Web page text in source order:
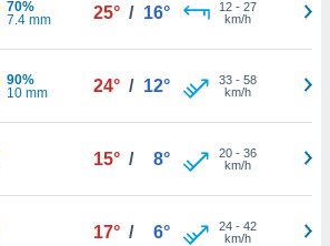
70%
7.4 mm
25° / 16° 12- 27
km/h
90%
10 mm
24° / 12° 33- 58
km/h
15° / 8° 20- 36
km/h
17° / 6° 24- 42
km/h